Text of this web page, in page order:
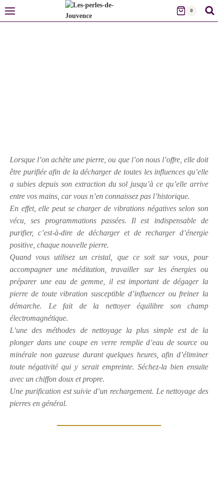
0
Lorsque l’on achète une pierre, ou que l’on nous l’offre, elle doit
être purifiée afin de la décharger de toutes les influences qu’elle
a subies depuis son extraction du sol jusqu’à ce qu’elle arrive
entre vos mains, car vous n’en connaissez pas l’historique.
En effet, elle peut se charger de vibrations négatives selon son
vécu, ses programmations passées. Il est indispensable de
purifier, c’est-à-dire de décharger et de recharger d’énergie
positive, chaque nouvelle pierre.
Quand vous utilisez un cristal, que ce soit sur vous, pour
accompagner une méditation, travailler sur les énergies ou
préparer une eau de gemme, il est important de dégager la
pierre de toute vibration susceptible d’influencer ou freiner la
démarche. Le fait de la nettoyer équilibre son champ
électromagnétique.
L’une des méthodes de nettoyage la plus simple est de la
plonger dans une coupe en verre remplie d’eau de source ou
minérale non gazeuse durant quelques heures, afin d’éliminer
toute négativité qui y serait empreinte. Séchez-la bien ensuite
avec un chiffon doux et propre.
Une purification est suivie d’un rechargement. Le nettoyage des
pierres en général.